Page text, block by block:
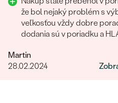
že bol nejaký problém s
veľkosťou vždy dobre
dodania sú v poriadku a
Martin
28.02.2024